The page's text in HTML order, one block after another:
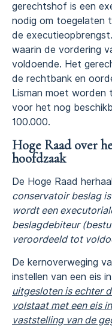
gerechtshof is een
nodig om toegelaten
de
waarin de vordering
voldoende. Het
de rechtbank en
Lisman moet worden
voor het nog
100.000.
Hoge Raad over
hoofdzaak
De Hoge Raad
conservatoir beslag
wordt een
beslagdebiteur
veroordeeld tot
De kernoverweging
instellen van een eis
uitgesloten is echter
volstaat met een eis
vaststelling van de